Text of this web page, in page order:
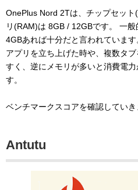
OnePlus Nord 2Tは、チップセッ
リ(RAM)は 8GB / 12GBです。 一
4GBあれば十分だと言われていま
アプリを立ち上げた時や、複数タ
すく、逆にメモリが多いと消費電
す。
ベンチマークスコアを確認していき
Antutu